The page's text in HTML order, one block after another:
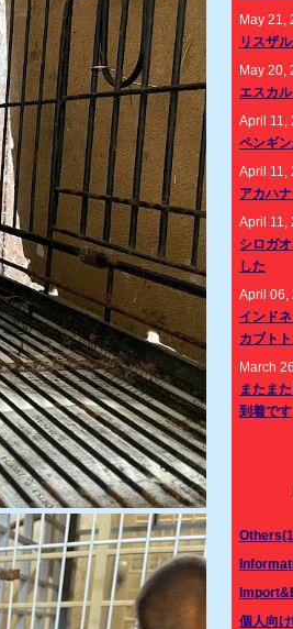
May 21,
リスザ
May 20,
エスカ
April 11,
ペンギ
April 11,
アカハ
April 11,
シロガ
した
April 06,
インド
カブト
March
またま
到着です
個人向